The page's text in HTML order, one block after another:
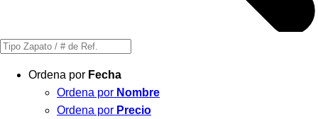
Búsqueda
productosOrdena por Fecha
Ordena por Nombre
Ordena por Precio